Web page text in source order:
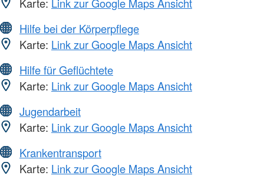
Hilfe bei der Körperpflege
Karte: Link zur Google Maps Ansicht
Hilfe für Geflüchtete
Karte: Link zur Google Maps Ansicht
Jugendarbeit
Karte: Link zur Google Maps Ansicht
Krankentransport
Karte: Link zur Google Maps Ansicht